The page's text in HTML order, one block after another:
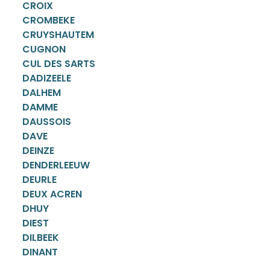
CROIX
CROMBEKE
CRUYSHAUTEM
CUGNON
CUL DES SARTS
DADIZEELE
DALHEM
DAMME
DAUSSOIS
DAVE
DEINZE
DENDERLEEUW
DEURLE
DEUX ACREN
DHUY
DIEST
DILBEEK
DINANT